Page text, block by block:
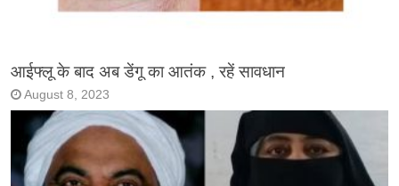
आईफ्लू के बाद अब डेंगू का आतंक , रहें सावधान
August 8, 2023